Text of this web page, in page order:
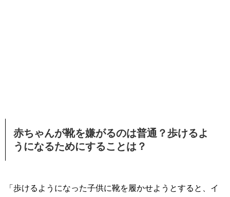
赤ちゃんが靴を嫌がるのは普通？歩けるよ
うになるためにすることは？
「歩けるようになった子供に靴を履かせようとすると、イ